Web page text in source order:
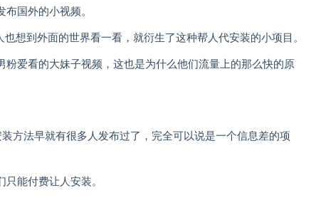
国外的小视频。
想到外面的世界看一看，就衍生了这种帮人代安装的小项目。
爱看的大妹子视频，这也是为什么他们流量上的那么快的原
方法早就有很多人发布过了，完全可以说是一个信息差的项
能付费让人安装。